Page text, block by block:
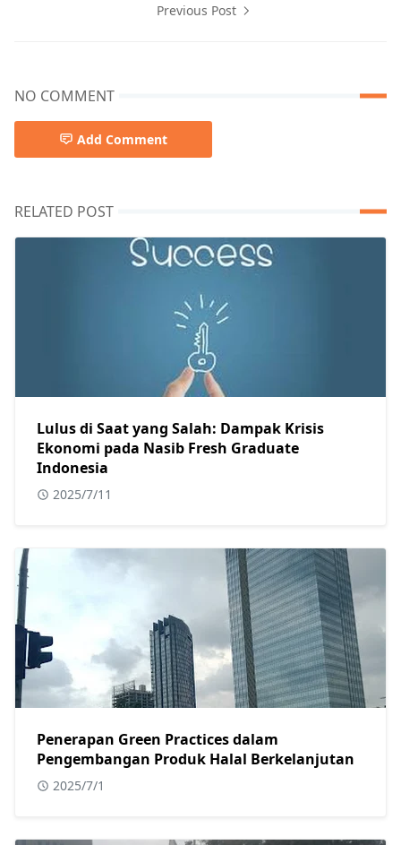
Previous Post
NO COMMENT
Add Comment
RELATED POST
Lulus di Saat yang Salah: Dampak Krisis
Ekonomi pada Nasib Fresh Graduate
Indonesia
2025/7/11
Penerapan Green Practices dalam
Pengembangan Produk Halal Berkelanjutan
2025/7/1